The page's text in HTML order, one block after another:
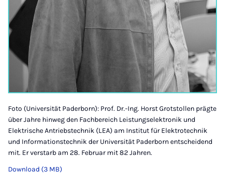
Foto (Universität Paderborn): Prof. Dr.-Ing. Horst Grotstollen prägte
über Jahre hinweg den Fachbereich Leistungselektronik und
Elektrische Antriebstechnik (LEA) am Institut für Elektrotechnik
und Informationstechnik der Universität Paderborn entscheidend
mit. Er verstarb am 28. Februar mit 82 Jahren.
Download (3 MB)